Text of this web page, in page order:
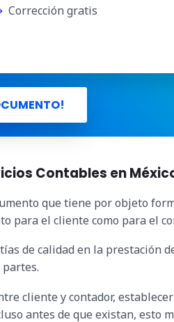
Corrección gratis
Contables en
que tiene por objeto
para el cliente como para el
de calidad en la prestación
cliente y contador,
antes de que existan, esto